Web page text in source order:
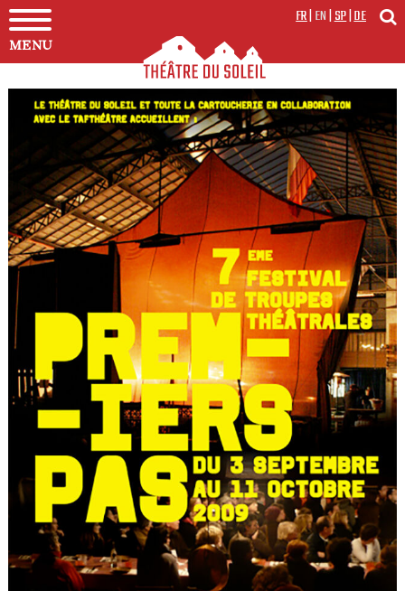
MENU
FR|EN|SP|DE